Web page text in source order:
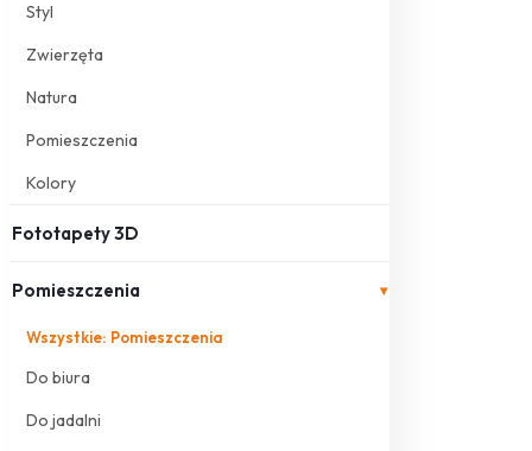
Styl
Zwierzęta
Natura
Pomieszczenia
Kolory
Fototapety 3D
Pomieszczenia ▾
Wszystkie: Pomieszczenia
Do biura
Do jadalni